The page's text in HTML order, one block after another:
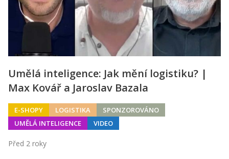
Umělá inteligence: Jak mění logistiku? |
Max Kovář a Jaroslav Bazala
E-SHOPY LOGISTIKA
SPONZOROVÁNO
UMĚLÁ INTELIGENCE
VIDEO
Před 2 roky